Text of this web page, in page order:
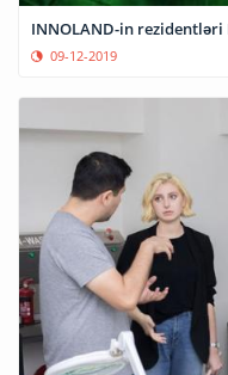
INNOLAND-in rezidentləri
09-12-2019